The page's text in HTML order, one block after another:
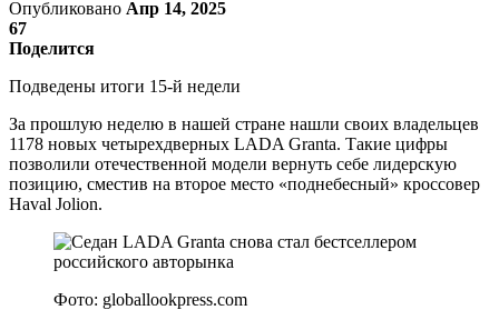
Опубликовано Апр 14, 2025
67
Поделится
Подведены итоги 15-й недели
За прошлую неделю в нашей стране нашли своих владельцев
1178 новых четырехдверных LADA Granta. Такие цифры
позволили отечественной модели вернуть себе лидерскую
позицию, сместив на второе место «поднебесный» кроссовер
Haval Jolion.
Фото: globallookpress.com